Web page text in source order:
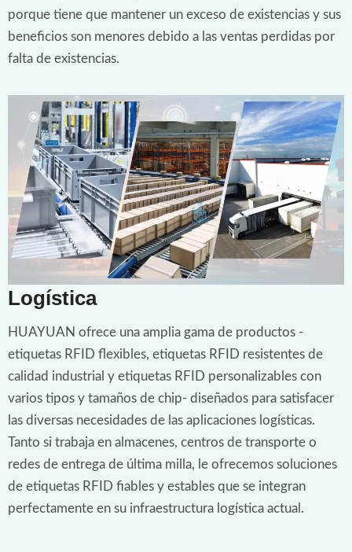
porque tiene que mantener un exceso de existencias y sus
beneficios son menores debido a las ventas perdidas por
falta de existencias.
Logística
HUAYUAN ofrece una amplia gama de productos -
etiquetas RFID flexibles, etiquetas RFID resistentes de
calidad industrial y etiquetas RFID personalizables con
varios tipos y tamaños de chip- diseñados para satisfacer
las diversas necesidades de las aplicaciones logísticas.
Tanto si trabaja en almacenes, centros de transporte o
redes de entrega de última milla, le ofrecemos soluciones
de etiquetas RFID fiables y estables que se integran
perfectamente en su infraestructura logística actual.